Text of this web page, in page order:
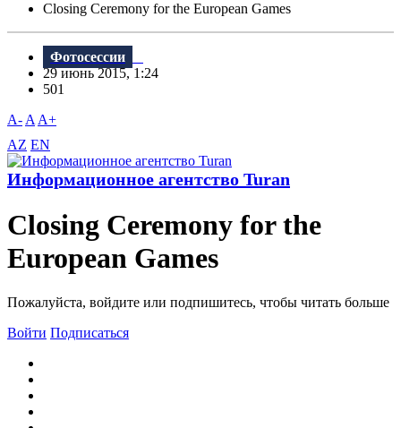
Closing Ceremony for the European Games
Фотосессии
29 июнь 2015, 1:24
501
A- A A+
AZ EN
Информационное агентство Turan
Closing Ceremony for the
European Games
Пожалуйста, войдите или подпишитесь, чтобы читать больше
Войти Подписаться